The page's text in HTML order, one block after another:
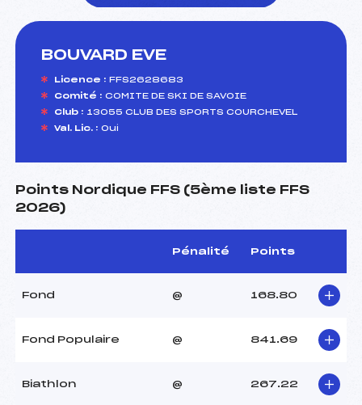
BOUVARD EVE
Licence : FFS2628683
Comité : COMITE DE SKI DE SAVOIE
Club : 13055 CLUB DES SPORTS COURCHEVEL
Val. Lic. : Oui
Points Nordique FFS (5ème liste FFS
2026)
Pénalité Points
Fond @ 168.80
Fond Populaire @ 841.69
Biathlon @ 267.22